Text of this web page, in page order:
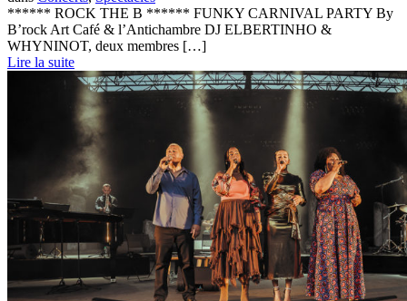
****** ROCK THE B ****** FUNKY CARNIVAL PARTY By
B’rock Art Café & l’Antichambre DJ ELBERTINHO &
WHYNINOT, deux membres […]
Lire la suite